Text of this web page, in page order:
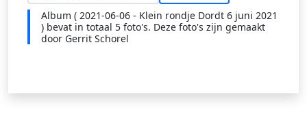
Album ( 2021-06-06 - Klein rondje Dordt 6 juni 2021
) bevat in totaal 5 foto's. Deze foto's zijn gemaakt
door Gerrit Schorel